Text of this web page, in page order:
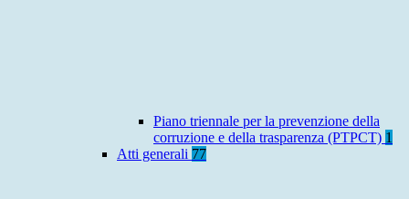
Piano triennale per la prevenzione della
corruzione e della trasparenza (PTPCT) 1
Atti generali 77